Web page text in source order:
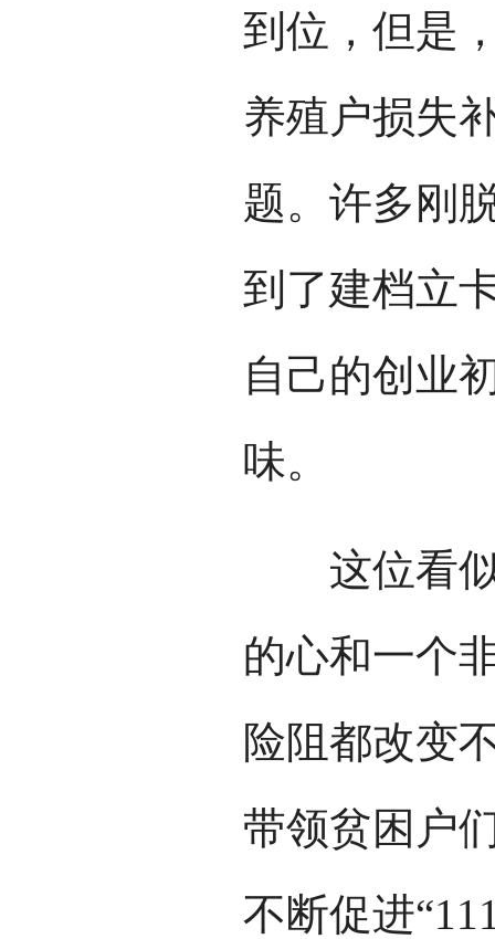
到位，但是
养殖户损失
题。许多刚
到了建档立
自己的创业
味。
这位看似
的心和一个
险阻都改变
带领贫困户
不断促进